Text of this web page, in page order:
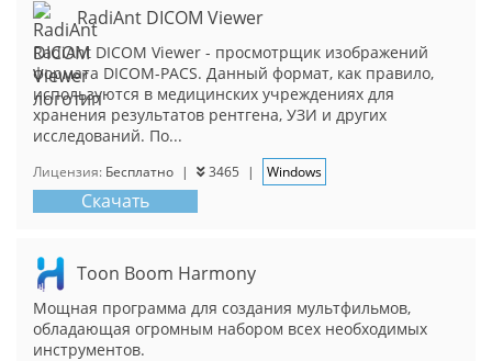
RadiAnt DICOM Viewer
RadiAnt DICOM Viewer - просмотрщик изображений
формата DICOM-PACS. Данный формат, как правило,
используются в медицинских учреждениях для
хранения результатов рентгена, УЗИ и других
исследований. По...
Лицензия: Бесплатно | 3465 | Windows
Скачать
Toon Boom Harmony
Мощная программа для создания мультфильмов,
обладающая огромным набором всех необходимых
инструментов.